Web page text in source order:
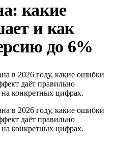
какие
и как
до 6%
в 2026 году, какие ошибки
даёт правильно
конкретных цифрах.
в 2026 году, какие ошибки
даёт правильно
конкретных цифрах.